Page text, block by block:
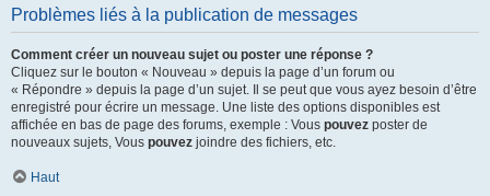
Problèmes liés à la publication de messages
Comment créer un nouveau sujet ou poster une réponse ?
Cliquez sur le bouton « Nouveau » depuis la page d’un forum ou
« Répondre » depuis la page d’un sujet. Il se peut que vous ayez besoin d’être
enregistré pour écrire un message. Une liste des options disponibles est
affichée en bas de page des forums, exemple : Vous pouvez poster de
nouveaux sujets, Vous pouvez joindre des fichiers, etc.
Haut